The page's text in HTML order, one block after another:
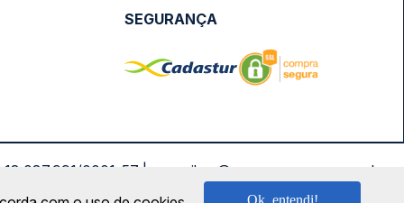
SEGURANÇA
0001-57 | saconibus@queropassagem.com.br